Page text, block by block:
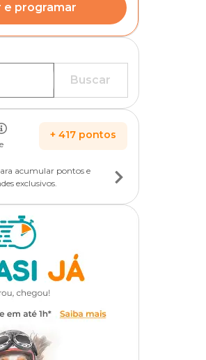
e programar
Buscar
+ 417 pontos
acumular pontos e
exclusivos.